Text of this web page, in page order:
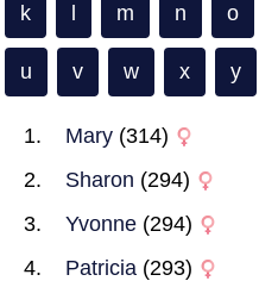
k m n o
u v w x y
Mary (314)
Sharon (294)
Yvonne (294)
Patricia (293)